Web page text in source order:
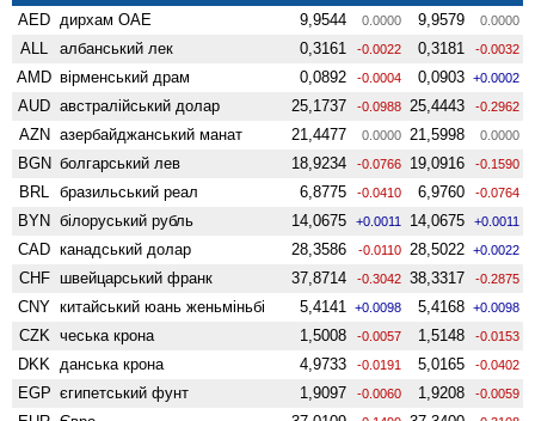
AED дирхам ОАЕ 9,9544 0.0000 9,9579 0.0000
ALL албанський лек 0,3161 -0.0022 0,3181 -0.0032
AMD вiрменський драм 0,0892 -0.0004 0,0903 +0.0002
AUD австралійський долар 25,1737 -0.0988 25,4443 -0.2962
AZN азербайджанський манат 21,4477 0.0000 21,5998 0.0000
BGN болгарський лев 18,9234 -0.0766 19,0916 -0.1590
BRL бразильський реал 6,8775 -0.0410 6,9760 -0.0764
BYN білоруський рубль 14,0675 +0.0011 14,0675 +0.0011
CAD канадський долар 28,3586 -0.0110 28,5022 +0.0022
CHF швейцарський франк 37,8714 -0.3042 38,3317 -0.2875
CNY китайський юань женьмiньбi 5,4141 +0.0098 5,4168 +0.0098
CZK чеська крона 1,5008 -0.0057 1,5148 -0.0153
DKK данська крона 4,9733 -0.0191 5,0165 -0.0402
EGP єгипетський фунт 1,9097 -0.0060 1,9208 -0.0059